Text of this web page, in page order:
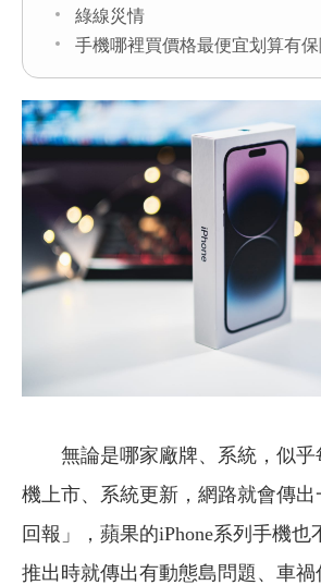
綠線災情
手機哪裡買價格最便宜划算有
無論是哪家廠牌、系統，似
機上市、系統更新，網路就會傳
回報」，蘋果的iPhone系列手機也
推出時就傳出有動態島問題、車禍